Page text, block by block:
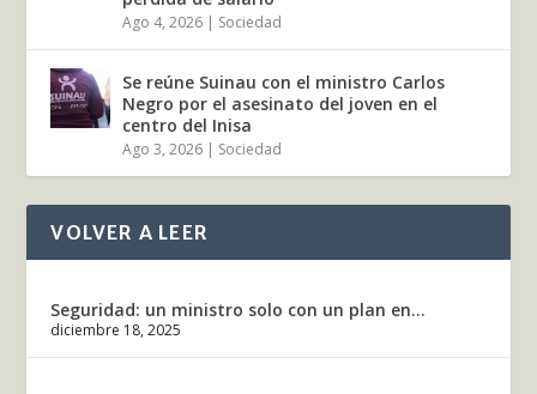
Ago 4, 2026 | Sociedad
Se reúne Suinau con el ministro Carlos
Negro por el asesinato del joven en el
centro del Inisa
Ago 3, 2026 | Sociedad
VOLVER A LEER
Seguridad: un ministro solo con un plan en...
diciembre 18, 2025